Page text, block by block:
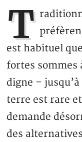
T
est habituel
fortes sommes
digne –
terre est rare
demande
des